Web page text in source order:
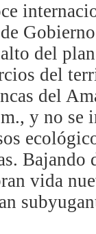
del
del
del
y no se
Bajando
vida